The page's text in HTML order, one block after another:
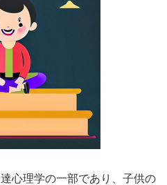
心理学の一部であり、子供の